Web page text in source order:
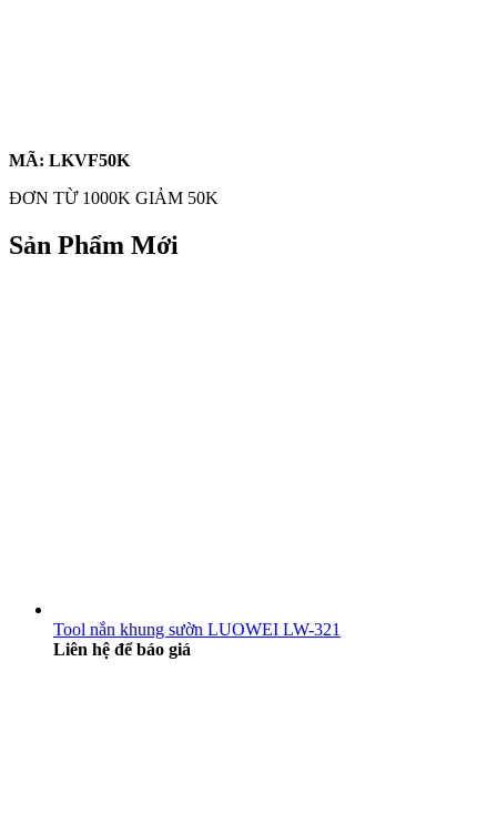
MÃ: LKVF50K
ĐƠN TỪ 1000K GIẢM 50K
Sản Phẩm Mới
Tool nắn khung sườn LUOWEI LW-321
Liên hệ để báo giá